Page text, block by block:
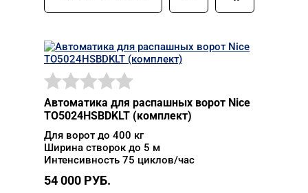
Автоматика для распашных ворот Nice
TO5024HSBDKLT (комплект)
Для ворот до 400 кг
Ширина створок до 5 м
Интенсивность 75 циклов/час
54 000 РУБ.